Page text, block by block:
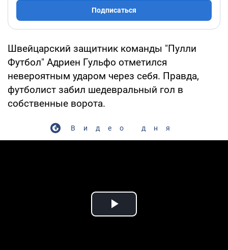
Подписаться
Швейцарский защитник команды "Пулли
Футбол" Адриен Гульфо отметился
невероятным ударом через себя. Правда,
футболист забил шедевральный гол в
собственные ворота.
Видео дня
Play Video